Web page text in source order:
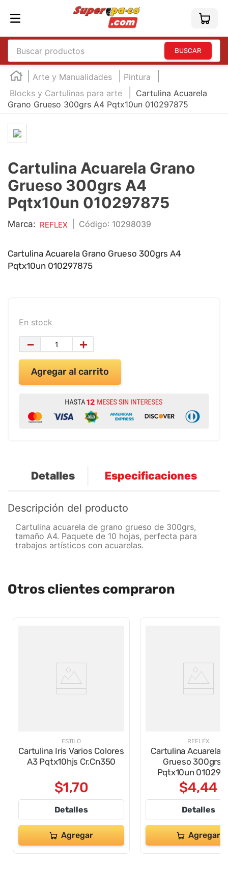
Buscar productos
Arte y Manualidades
Pintura
Blocks y Cartulinas para arte
Cartulina Acuarela
Grano Grueso 300grs A4 Pqtx10un 010297875
Cartulina Acuarela Grano
Grueso 300grs A4
Pqtx10un 010297875
Marca: REFLEX : 10298039
Cartulina Acuarela Grano Grueso 300grs A4
Pqtx10un 010297875
En stock
＋
－
Agregar al carrito
Detalles Especificaciones
Descripción del producto
Cartulina acuarela de grano grueso de 300grs,
tamaño A4. Paquete de 10 hojas, perfecta para
trabajos artísticos con acuarelas.
Otros clientes compraron
ESTILO
Cartulina Iris Varios Colores
A3 Pqtx10hjs Cr.Cn350
$1,70
Detalles
Agregar
REFLEX
Cartulina Acuarela
Grueso 300grs
Pqtx10un
$4,44
Detalles
Agregar
TÉRMINOS MÁS BUSCADOS
england
2.
marcador e300
3.
4.
.
marcadores
audifonos
impresora
10
cuadernos